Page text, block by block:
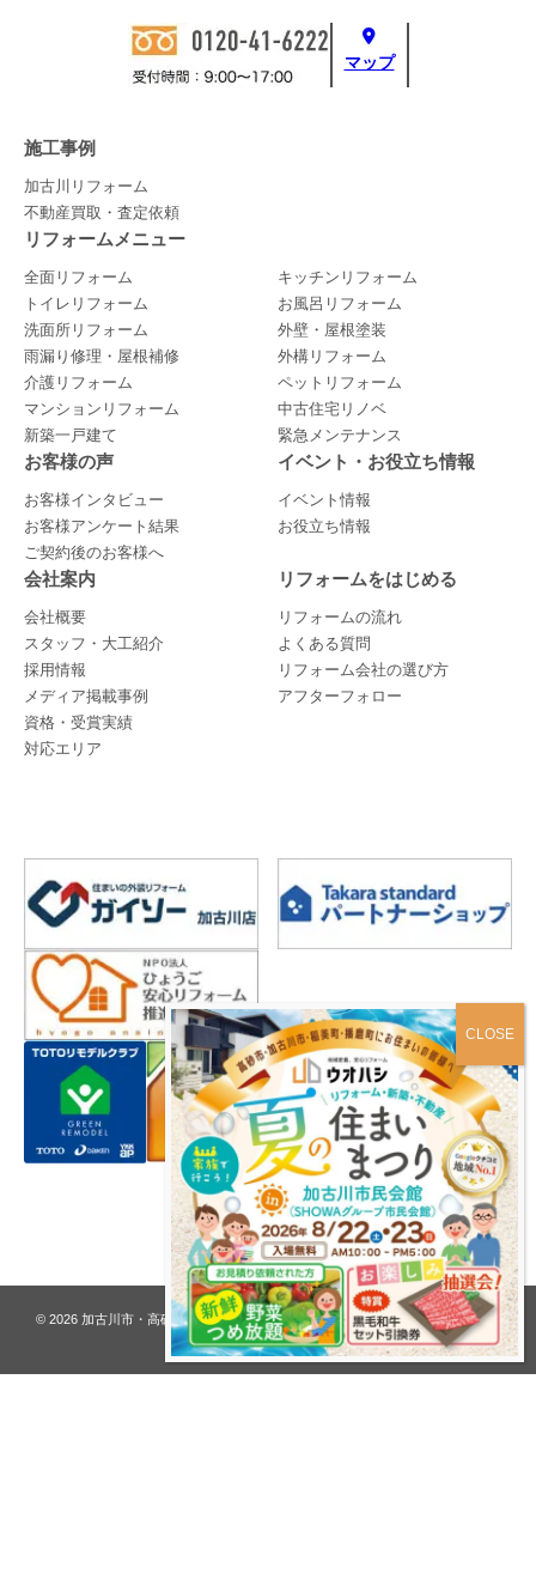
マップ
施工事例
加古川リフォーム
不動産買取・査定依頼
リフォームメニュー
全面リフォーム
キッチンリフォーム
トイレリフォーム
お風呂リフォーム
洗面所リフォーム
外壁・屋根塗装
雨漏り修理・屋根補修
外構リフォーム
介護リフォーム
ペットリフォーム
マンションリフォーム
中古住宅リノベ
新築一戸建て
緊急メンテナンス
お客様の声
お客様インタビュー
お客様アンケート結果
ご契約後のお客様へ
イベント・お役立ち情報
イベント情報
お役立ち情報
会社案内
会社概要
スタッフ・大工紹介
採用情報
メディア掲載事例
資格・受賞実績
対応エリア
リフォームをはじめる
リフォームの流れ
よくある質問
リフォーム会社の選び方
アフターフォロー
プライバシーポリシー
© 2026 加古川市・高砂市 夢リフォーム ウオハシ – 創業128年の老舗. All rights
reserved.